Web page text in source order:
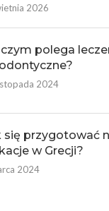
2026
czym polega
2024
się przygotować
w Grecji?
2024